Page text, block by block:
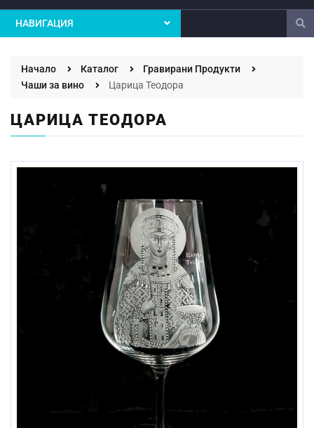
НАВИГАЦИЯ
Начало Каталог
Гравирани Продукти
Чаши за вино
Царица Теодора
ЦАРИЦА ТЕОДОРА